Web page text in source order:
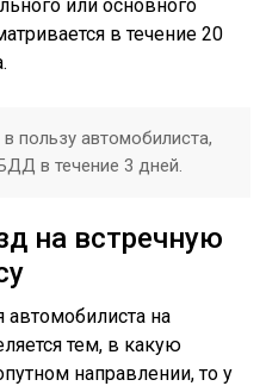
или основного
в течение 20
пользу автомобилиста,
в течение 3 дней.
на встречную
на
тем, в какую
направлении, то у